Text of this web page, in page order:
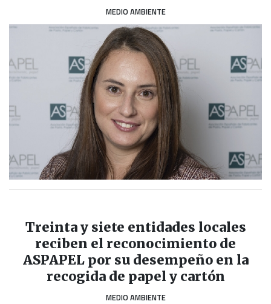
MEDIO AMBIENTE
Treinta y siete entidades locales
reciben el reconocimiento de
ASPAPEL por su desempeño en la
recogida de papel y cartón
MEDIO AMBIENTE